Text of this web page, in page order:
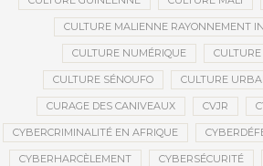
CULTURE MALIENNE RAYONNEMENT
CULTURE NUMÉRIQUE
CULTURE SÉNOUFO CULTURE
CURAGE DES CANIVEAUX CVJR
CYBERCRIMINALITÉ EN AFRIQUE
CYBERHARCÈLEMENT CYBERSÉCURITÉ